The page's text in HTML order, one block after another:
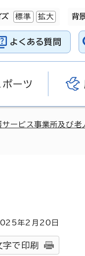
ズ 標準 拡大 背
よくある質問
ポーツ
サービス事業所及び老
年2月 20 日
で印刷